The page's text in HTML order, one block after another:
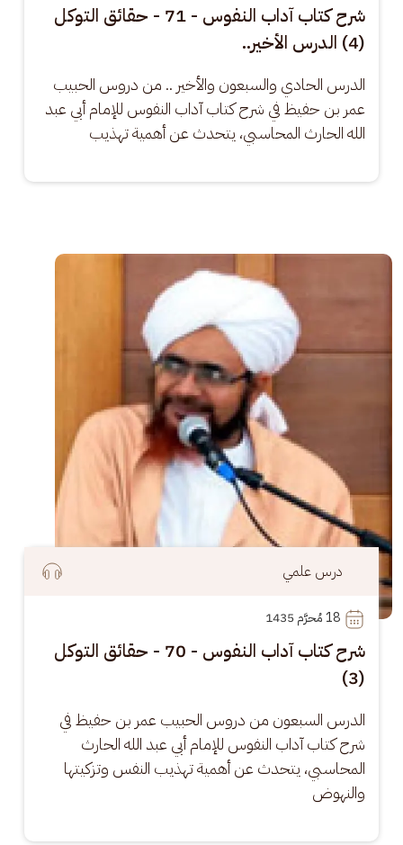
شرح كتاب آداب النفوس - 71 - حقائق التوكل
(4) الدرس الأخير..
الدرس الحادي والسبعون والأخير .. من دروس الحبيب
عمر بن حفيظ في شرح كتاب آداب النفوس للإمام أبي عبد
الله الحارث المحاسبي، يتحدث عن أهمية تهذيب
الصورة
درس علمي
18
شرح كتاب آداب النفوس - 70 - حقائق التوكل
(3)
الدرس السبعون من دروس الحبيب عمر بن حفيظ في
شرح كتاب آداب النفوس للإمام أبي عبد الله الحارث
المحاسبي، يتحدث عن أهمية تهذيب النفس وتزكيتها
والنهوض